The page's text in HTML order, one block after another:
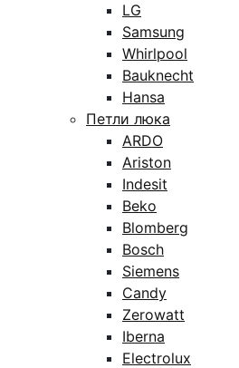
LG
Samsung
Whirlpool
Bauknecht
Hansa
Петли люка
ARDO
Ariston
Indesit
Beko
Blomberg
Bosch
Siemens
Candy
Zerowatt
Iberna
Electrolux